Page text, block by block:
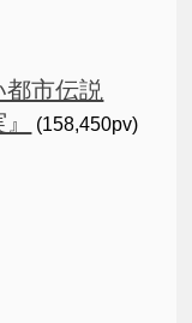
市伝説
(158,450pv)